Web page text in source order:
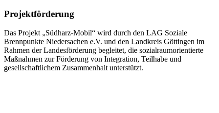
Projektförderung
Das Projekt „Südharz-Mobil“ wird durch den LAG Soziale
Brennpunkte Niedersachen e.V. und den Landkreis Göttingen im
Rahmen der Landesförderung begleitet, die sozialraumorientierte
Maßnahmen zur Förderung von Integration, Teilhabe und
gesellschaftlichem Zusammenhalt unterstützt.